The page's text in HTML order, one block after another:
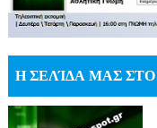
Η ΣΕΛΊΔΑ ΜΑΣ ΣΤΟ